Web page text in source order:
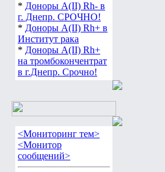
* Доноры А(ІІ) Rh- в
г. Днепр. СРОЧНО!
* Доноры А(ІІ) Rh+ в
Институт рака
* Доноры А(ІІ) Rh+
на тромбокончентрат
в г.Днепр. Срочно!
<Мониторинг тем>
<Монитор
сообщений>